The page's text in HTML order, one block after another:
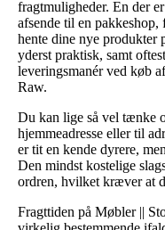
fragtmuligheder. En der
afsende til en
hente dine nye produkter
yderst praktisk, samt
leveringsmanér ved køb
Raw.
Du kan lige så vel tænke
hjemmeadresse eller til
er tit en kende dyrere,
Den mindst kostelige
ordren, hvilket kræver at
Fragttiden på Møbler ||